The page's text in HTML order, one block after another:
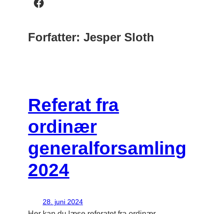
Forfatter:Jesper Sloth
Referat fra
ordinær
generalforsamling
2024
28. juni 2024